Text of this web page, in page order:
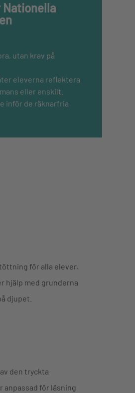
Nationella
utan krav på
eleverna reflektera
eller enskilt.
inför de räknarfria
för alla elever,
hjälp med grunderna
djupet.
den tryckta
anpassad för läsning